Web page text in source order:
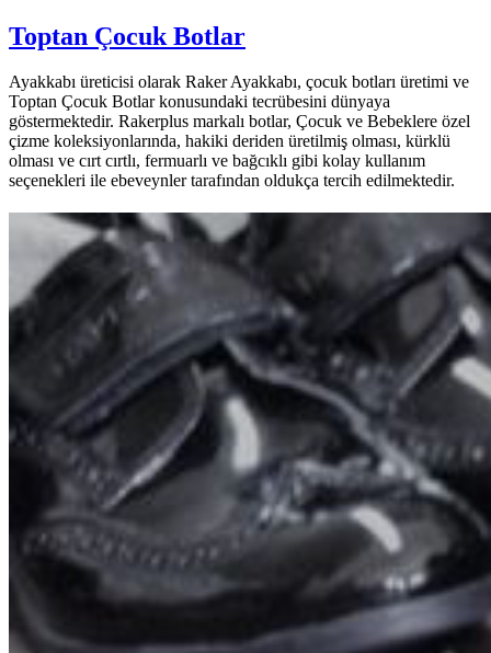
Toptan Çocuk Botlar
Ayakkabı üreticisi olarak Raker Ayakkabı, çocuk botları üretimi ve
Toptan Çocuk Botlar konusundaki tecrübesini dünyaya
göstermektedir. Rakerplus markalı botlar, Çocuk ve Bebeklere özel
çizme koleksiyonlarında, hakiki deriden üretilmiş olması, kürklü
olması ve cırt cırtlı, fermuarlı ve bağcıklı gibi kolay kullanım
seçenekleri ile ebeveynler tarafından oldukça tercih edilmektedir.